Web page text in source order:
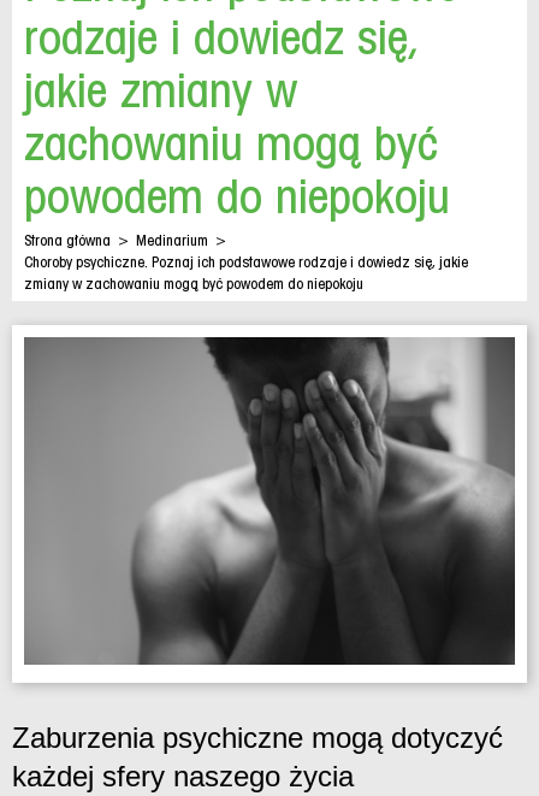
rodzaje i dowiedz się,
jakie zmiany w
zachowaniu mogą być
powodem do niepokoju
Strona główna > Medinarium >
Choroby psychiczne. Poznaj ich podstawowe rodzaje i dowiedz się, jakie
zmiany w zachowaniu mogą być powodem do niepokoju
Zaburzenia psychiczne mogą dotyczyć
każdej sfery naszego życia